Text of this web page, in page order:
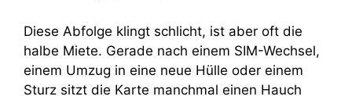
Diese Abfolge klingt schlicht, ist aber oft die
halbe Miete. Gerade nach einem SIM-Wechsel,
einem Umzug in eine neue Hülle oder einem
Sturz sitzt die Karte manchmal einen Hauch